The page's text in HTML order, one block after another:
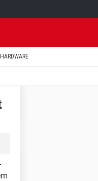
HARDWARE